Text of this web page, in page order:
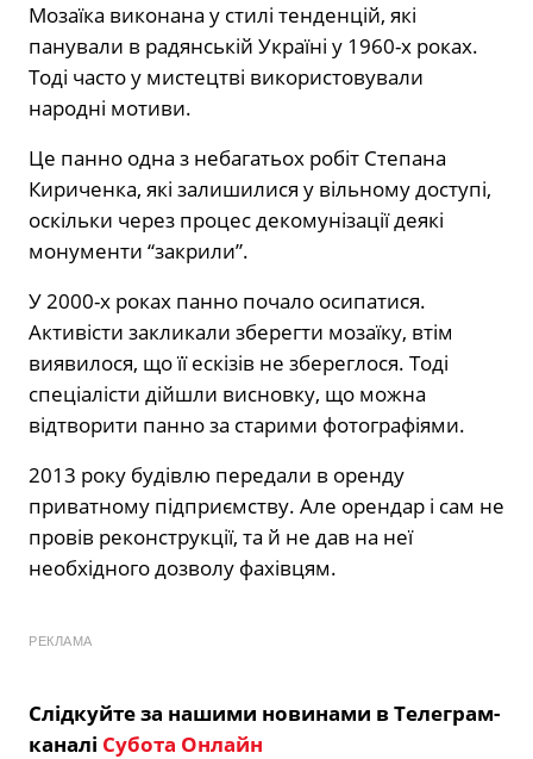
Мозаїка виконана у стилі тенденцій, які
панували в радянській Україні у 1960-х роках.
Тоді часто у мистецтві використовували
народні мотиви.
Це панно одна з небагатьох робіт Степана
Кириченка, які залишилися у вільному доступі,
оскільки через процес декомунізації деякі
монументи “закрили”.
У 2000-х роках панно почало осипатися.
Активісти закликали зберегти мозаїку, втім
виявилося, що її ескізів не збереглося. Тоді
спеціалісти дійшли висновку, що можна
відтворити панно за старими фотографіями.
2013 року будівлю передали в оренду
приватному підприємству. Але орендар і сам не
провів реконструкції, та й не дав на неї
необхідного дозволу фахівцям.
РЕКЛАМА
Слідкуйте за нашими новинами в Телеграм-
каналі Субота Онлайн